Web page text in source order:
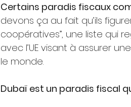
Certains paradis fiscaux
devons ça au fait qu’ils
coopératives”, une liste qui
avec l’UE visant à assurer
le monde.
Dubaï est un paradis fiscal